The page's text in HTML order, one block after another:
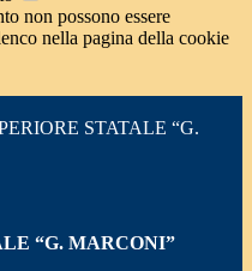
non possono essere
nella pagina della cookie
STATALE “G.
“G. MARCONI”